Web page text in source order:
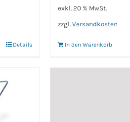
Details
exkl. 20 % MwSt.
zzgl. Versandkosten
In den Warenkorb